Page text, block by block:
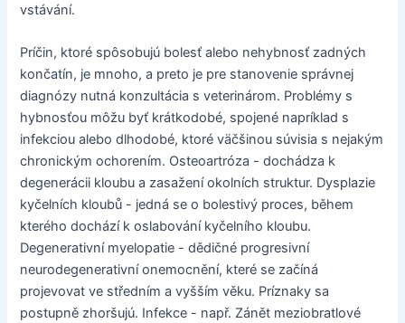
vstávání.
Príčin, ktoré spôsobujú bolesť alebo nehybnosť zadných
končatín, je mnoho, a preto je pre stanovenie správnej
diagnózy nutná konzultácia s veterinárom. Problémy s
hybnosťou môžu byť krátkodobé, spojené napríklad s
infekciou alebo dlhodobé, ktoré väčšinou súvisia s nejakým
chronickým ochorením. Osteoartróza - dochádza k
degenerácii kloubu a zasažení okolních struktur. Dysplazie
kyčelních kloubů - jedná se o bolestivý proces, během
kterého dochází k oslabování kyčelního kloubu.
Degenerativní myelopatie - dědičné progresivní
neurodegenerativní onemocnění, které se začíná
projevovat ve středním a vyšším věku. Príznaky sa
postupně zhoršujú. Infekce - např. Zánět meziobratlové